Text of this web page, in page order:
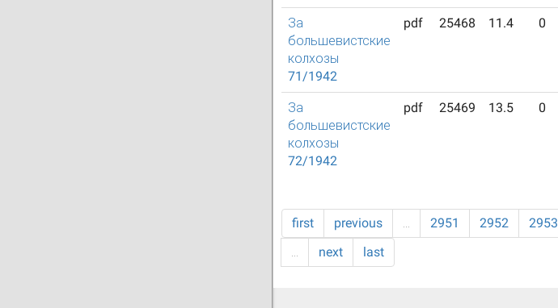
За
большевистские
колхозы
71/1942
pdf 25468 11.4 0
За
большевистские
колхозы
72/1942
pdf 25469 13.5 0
first previous … 2951 2952 2953
…
next last